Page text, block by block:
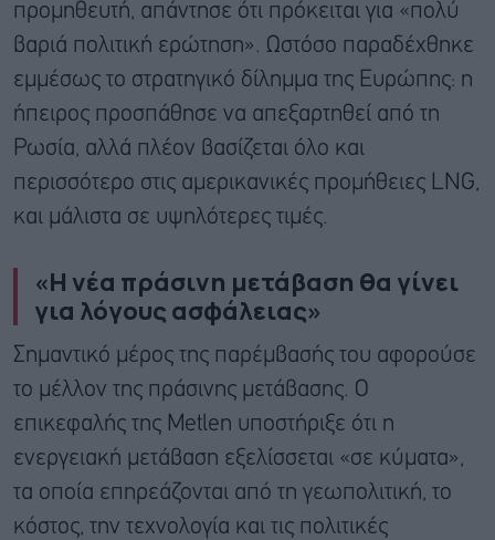
προμηθευτή, απάντησε ότι πρόκειται για «πολύ
βαριά πολιτική ερώτηση». Ωστόσο παραδέχθηκε
εμμέσως το στρατηγικό δίλημμα της Ευρώπης: η
ήπειρος προσπάθησε να απεξαρτηθεί από τη
Ρωσία, αλλά πλέον βασίζεται όλο και
περισσότερο στις αμερικανικές προμήθειες LNG,
και μάλιστα σε υψηλότερες τιμές.
«Η νέα πράσινη μετάβαση θα γίνει
για λόγους ασφάλειας»
Σημαντικό μέρος της παρέμβασής του αφορούσε
το μέλλον της πράσινης μετάβασης. Ο
επικεφαλής της Metlen υποστήριξε ότι η
ενεργειακή μετάβαση εξελίσσεται «σε κύματα»,
τα οποία επηρεάζονται από τη γεωπολιτική, το
κόστος, την τεχνολογία και τις πολιτικές